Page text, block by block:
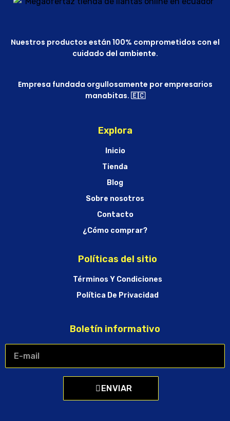
Nuestros productos están 100% comprometidos con el
cuidado del ambiente.
Empresa fundada orgullosamente por empresarios
manabitas. 🇪🇨
Explora
Inicio
Tienda
Blog
Sobre nosotros
Contacto
¿Cómo comprar?
Políticas del sitio
Términos Y Condiciones
Política De Privacidad
Boletín informativo
ENVIAR